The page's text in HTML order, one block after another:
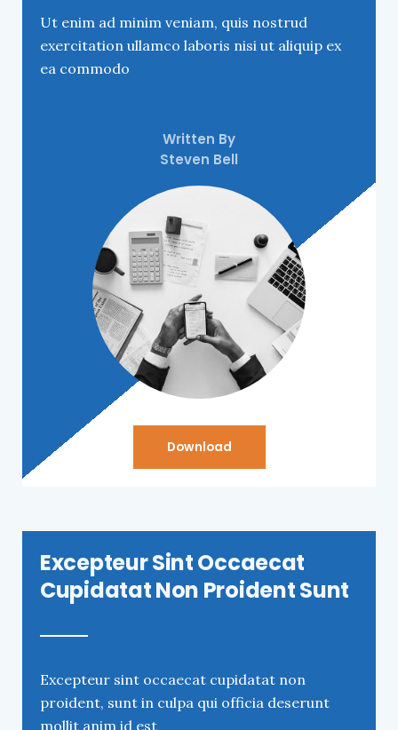
Ut enim ad minim veniam, quis nostrud
exercitation ullamco laboris nisi ut aliquip ex
ea commodo
Written By
Steven Bell
Download
Excepteur Sint Occaecat
Cupidatat Non Proident Sunt
Excepteur sint occaecat cupidatat non
proident, sunt in culpa qui officia deserunt
mollit anim id est